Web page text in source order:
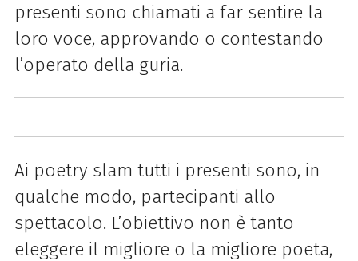
presenti sono chiamati a far sentire la
loro voce, approvando o contestando
l’operato della guria.
Ai poetry slam tutti i presenti sono, in
qualche modo, partecipanti allo
spettacolo. L’obiettivo non è tanto
eleggere il migliore o la migliore poeta,